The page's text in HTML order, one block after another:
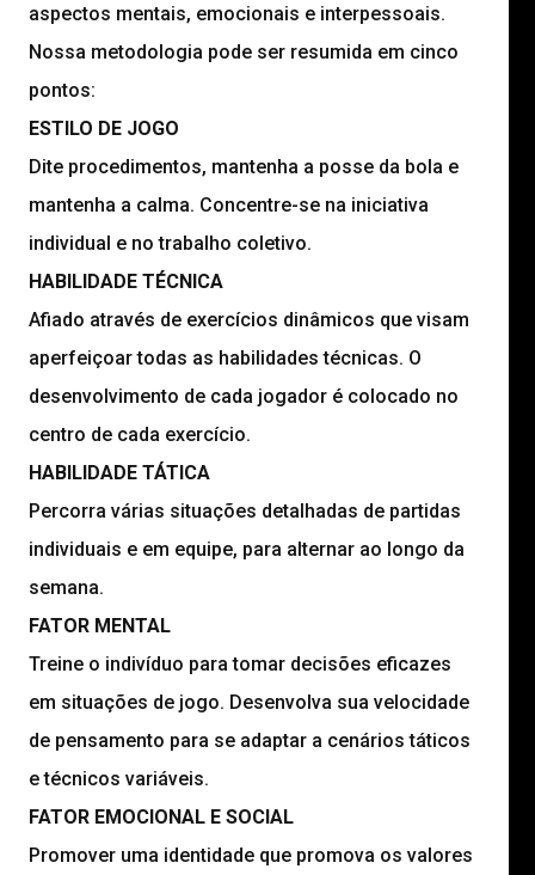
aspectos mentais, emocionais e interpessoais.
Nossa metodologia pode ser resumida em cinco
pontos:
ESTILO DE JOGO
Dite procedimentos, mantenha a posse da bola e
mantenha a calma. Concentre-se na iniciativa
individual e no trabalho coletivo.
HABILIDADE TÉCNICA
Afiado através de exercícios dinâmicos que visam
aperfeiçoar todas as habilidades técnicas. O
desenvolvimento de cada jogador é colocado no
centro de cada exercício.
HABILIDADE TÁTICA
Percorra várias situações detalhadas de partidas
individuais e em equipe, para alternar ao longo da
semana.
FATOR MENTAL
Treine o indivíduo para tomar decisões eficazes
em situações de jogo. Desenvolva sua velocidade
de pensamento para se adaptar a cenários táticos
e técnicos variáveis.
FATOR EMOCIONAL E SOCIAL
Promover uma identidade que promova os valores